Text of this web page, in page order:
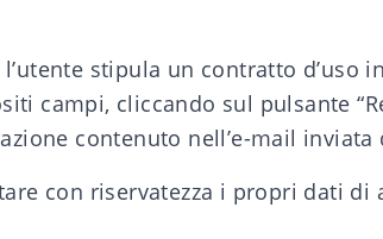
stipula un contratto
campi, cliccando sul pulsante
contenuto nell’e-mail inviata
con riservatezza i propri dati di